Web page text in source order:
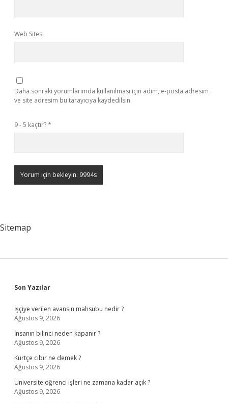
Web Sitesi
Daha sonraki yorumlarımda kullanılması için adım, e-posta adresim
ve site adresim bu tarayıcıya kaydedilsin.
9 - 5 kaçtır?*
Sitemap
Sidebar
Son Yazılar
İşçiye verilen avansın mahsubu nedir ?
Ağustos 9, 2026
İnsanın bilinci neden kapanır ?
Ağustos 9, 2026
Kürtçe cıbır ne demek ?
Ağustos 9, 2026
Üniversite öğrenci işleri ne zamana kadar açık ?
Ağustos 9, 2026